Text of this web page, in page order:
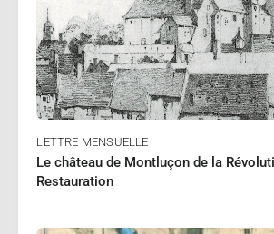
TROUBAT Olivier
Lire
LETTRE MENSUELLE
Le château de Montluçon de la
Restauration